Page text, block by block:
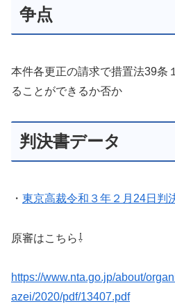
争点
本件各更正の請求で措置法39条
ることができるか否か
判決書データ
・ 東京高裁令和３年２月24日判
原審はこちら⇩
https://www.nta.go.jp/about/
azei/2020/pdf/13407.pdf